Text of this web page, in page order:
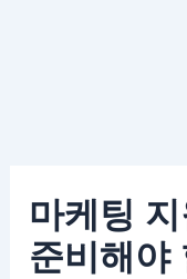
마케팅
준비해야